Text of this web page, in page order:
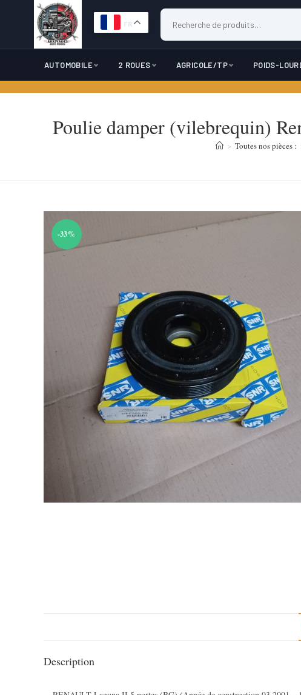
FR
AUTOMOBILE 2 ROUES AGRICOLE/TP POIDS-
Poulie damper (vilebrequin)
> Toutes nos pièces :
-33%
Description